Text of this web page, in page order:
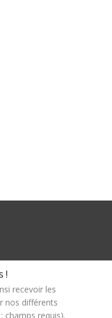
!
recevoir les
nos différents
champs requis).